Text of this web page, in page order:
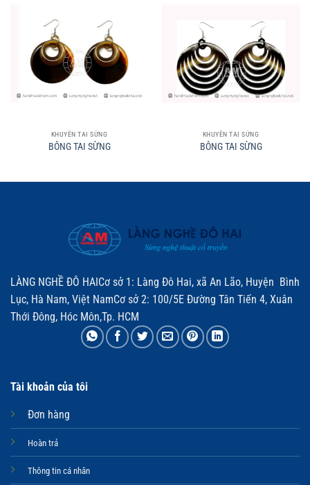
KHUYÊN TAI SỪNG
BÔNG TAI SỪNG
KHUYÊN TAI SỪNG
BÔNG TAI SỪNG
LÀNG NGHỀ ĐÔ HAICơ sở 1: Làng Đô Hai, xã An Lão, Huyện Bình
Lục, Hà Nam, Việt NamCơ sở 2: 100/5E Đường Tân Tiến 4, Xuân
Thới Đông, Hóc Môn,Tp. HCM
Tài khoản của tôi
Đơn hàng
Hoàn trả
Thông tin cá nhân